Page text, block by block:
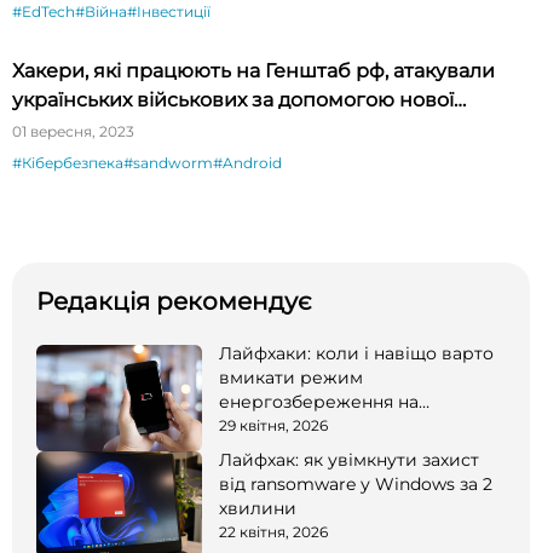
#EdTech#Війна#Інвестиції
Хакери, які працюють на Генштаб рф, атакували
українських військових за допомогою нової
шкідливої ​​програми для Android
01 вересня, 2023
#Кібербезпека#sandworm#Android
Редакція рекомендує
Лайфхаки: коли і навіщо варто
вмикати режим
енергозбереження на
смартфоні
29 квітня, 2026
Лайфхак: як увімкнути захист
від ransomware у Windows за 2
хвилини
22 квітня, 2026